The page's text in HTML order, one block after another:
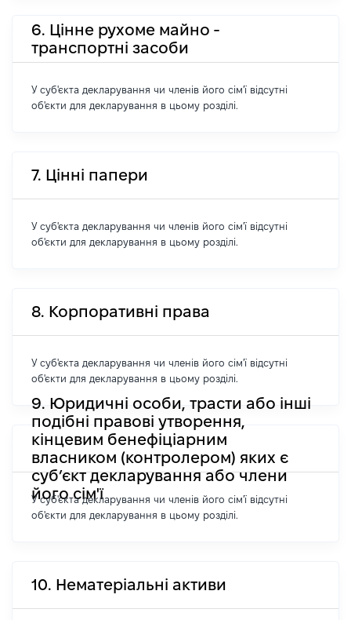
6. Цінне рухоме майно -
транспортні засоби
У суб'єкта декларування чи членів його сім'ї відсутні
об'єкти для декларування в цьому розділі.
7. Цінні папери
У суб'єкта декларування чи членів його сім'ї відсутні
об'єкти для декларування в цьому розділі.
8. Корпоративні права
У суб'єкта декларування чи членів його сім'ї відсутні
об'єкти для декларування в цьому розділі.
9. Юридичні особи, трасти або інші
подібні правові утворення,
кінцевим бенефіціарним
власником (контролером) яких є
суб’єкт декларування або члени
його сім'ї
У суб'єкта декларування чи членів його сім'ї відсутні
об'єкти для декларування в цьому розділі.
10. Нематеріальні активи